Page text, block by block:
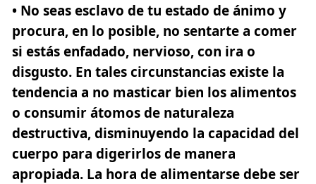
• No seas esclavo de tu estado de ánimo y
procura, en lo posible, no sentarte a comer
si estás enfadado, nervioso, con ira o
disgusto. En tales circunstancias existe la
tendencia a no masticar bien los alimentos
o consumir átomos de naturaleza
destructiva, disminuyendo la capacidad del
cuerpo para digerirlos de manera
apropiada. La hora de alimentarse debe ser